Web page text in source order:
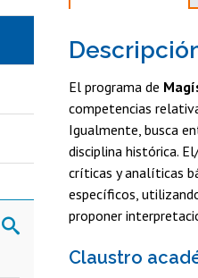
El programa de
competencias
Igualmente, busca
disciplina histórica.
críticas y analíticas
específicos,
proponer
Claustro